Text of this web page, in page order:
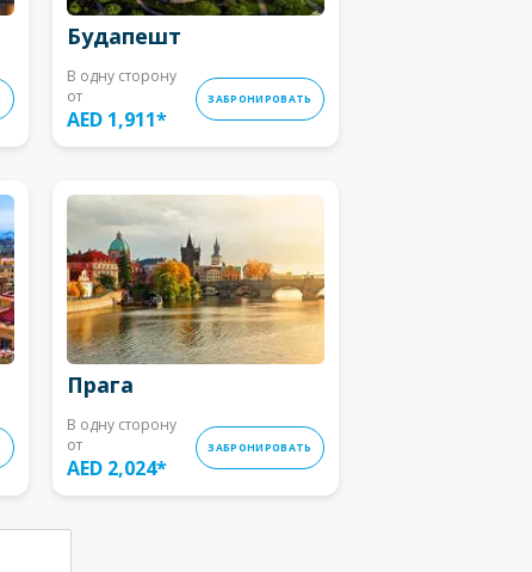
Будапешт
В одну сторону
от
AED 1,911*
ЗАБРОНИРОВАТЬ
Прага
В одну сторону
от
AED 2,024*
ЗАБРОНИРОВАТЬ